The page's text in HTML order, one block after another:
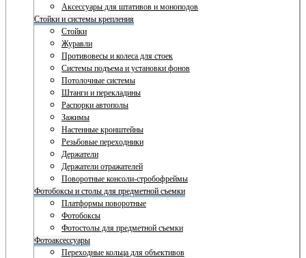
Аксессуары для штативов и моноподов
Стойки и системы крепления
Стойки
Журавли
Противовесы и колеса для стоек
Системы подъема и установки фонов
Потолочные системы
Штанги и перекладины
Распорки автополы
Зажимы
Настенные кронштейны
Резьбовые переходники
Держатели
Держатели отражателей
Поворотные консоли-стробофреймы
Фотобоксы и столы для предметной съемки
Платформы поворотные
Фотобоксы
Фотостолы для предметной съемки
Фотоаксессуары
Переходные кольца для объективов